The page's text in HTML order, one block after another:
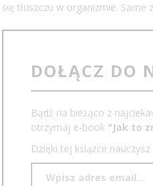
się tłuszczu w organizmie. Same
DOŁĄCZ DO
Bądź na bieżąco z
otrzymaj e-book "Jak to
Dzięki tej książce